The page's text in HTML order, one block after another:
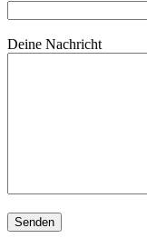
Deine Nachricht